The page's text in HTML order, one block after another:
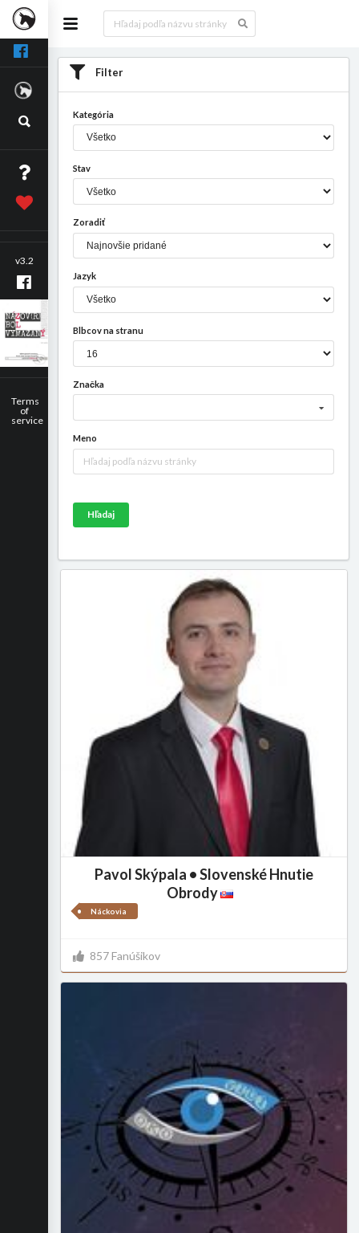
v3.2
Terms
of
service
Filter
Kategória
Stav
Zoradiť
Jazyk
Blbcov na stranu
Značka
Meno
Hľadaj
Pavol Skýpala • Slovenské Hnutie
Obrody
Náckovia
857 Fanúšikov